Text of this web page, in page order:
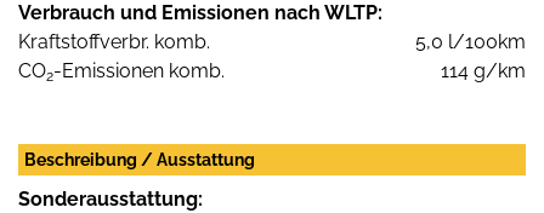
Verbrauch und Emissionen nach WLTP:
Kraftstoffverbr. komb.
5,0 l/100km
CO2-Emissionen komb. 114 g/km
Beschreibung / Ausstattung
Sonderausstattung: